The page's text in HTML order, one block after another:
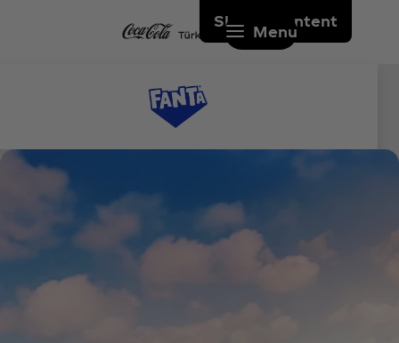
Skip to content
Menu